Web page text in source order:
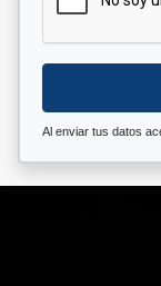
Al enviar tus datos